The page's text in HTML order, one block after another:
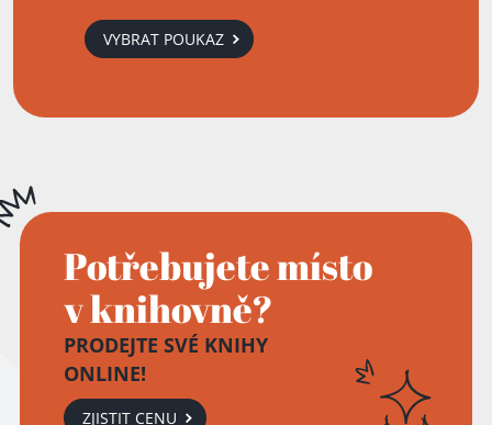
VYBRAT POUKAZ
Potřebujete místo
v knihovně?
PRODEJTE SVÉ KNIHY
ONLINE!
ZJISTIT CENU